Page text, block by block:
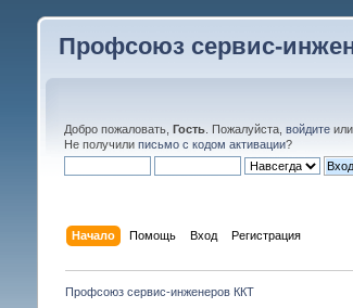
Профсоюз сервис-
Добро пожаловать, Гость. Пожалуйста, войдитеили
Не получили письмо с кодом активации?
Начало Помощь Вход Регистрация
Профсоюз сервис-инженеров ККТ